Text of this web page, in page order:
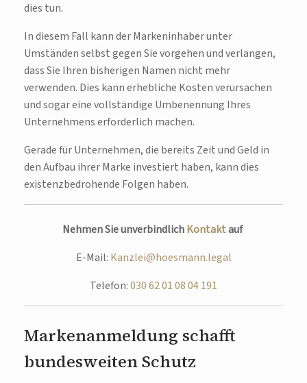
dies tun.
In diesem Fall kann der Markeninhaber unter
Umständen selbst gegen Sie vorgehen und verlangen,
dass Sie Ihren bisherigen Namen nicht mehr
verwenden. Dies kann erhebliche Kosten verursachen
und sogar eine vollständige Umbenennung Ihres
Unternehmens erforderlich machen.
Gerade für Unternehmen, die bereits Zeit und Geld in
den Aufbau ihrer Marke investiert haben, kann dies
existenzbedrohende Folgen haben.
Nehmen Sie unverbindlichKontaktauf
E-Mail: Kanzlei@hoesmann.legal
Telefon:030 62 01 08 04 191
Markenanmeldung schafft
bundesweiten Schutz